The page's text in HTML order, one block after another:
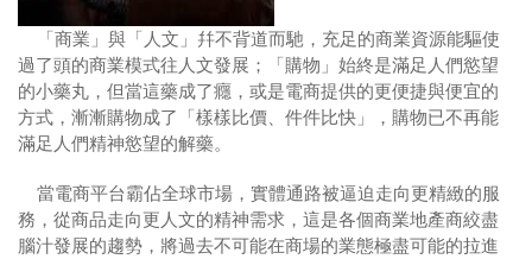
「商業」與「人文」幷不背道而馳，充足的商業資源能驅使
過了頭的商業模式往人文發展；「購物」始終是滿足人們慾望
的小藥丸，但當這藥成了癮，或是電商提供的更便捷與便宜的
方式，漸漸購物成了「樣樣比價、件件比快」，購物已不再能
滿足人們精神慾望的解藥。
當電商平台霸佔全球市場，實體通路被逼迫走向更精緻的服
務，從商品走向更人文的精神需求，這是各個商業地產商絞盡
腦汁發展的趨勢，將過去不可能在商場的業態極盡可能的拉進